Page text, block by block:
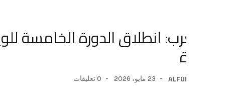
انطلاق الدورة الخامسة
0 تعليقات